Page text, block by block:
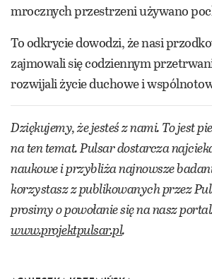
mrocznych przestrzeni używano
To odkrycie dowodzi, że nasi
zajmowali się codziennym
rozwijali życie duchowe i
Dziękujemy, że jesteś z nami. To jest
na ten temat. Pulsar dostarcza
naukowe i przybliża najnowsze
korzystasz z publikowanych przez
prosimy o powołanie się na nasz
www.projektpulsar.pl.